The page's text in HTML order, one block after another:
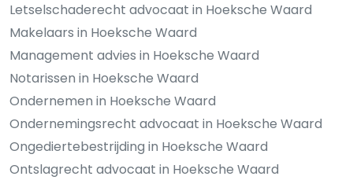
Letselschaderecht advocaat in Hoeksche Waard
Makelaars in Hoeksche Waard
Management advies in Hoeksche Waard
Notarissen in Hoeksche Waard
Ondernemen in Hoeksche Waard
Ondernemingsrecht advocaat in Hoeksche Waard
Ongediertebestrijding in Hoeksche Waard
Ontslagrecht advocaat in Hoeksche Waard